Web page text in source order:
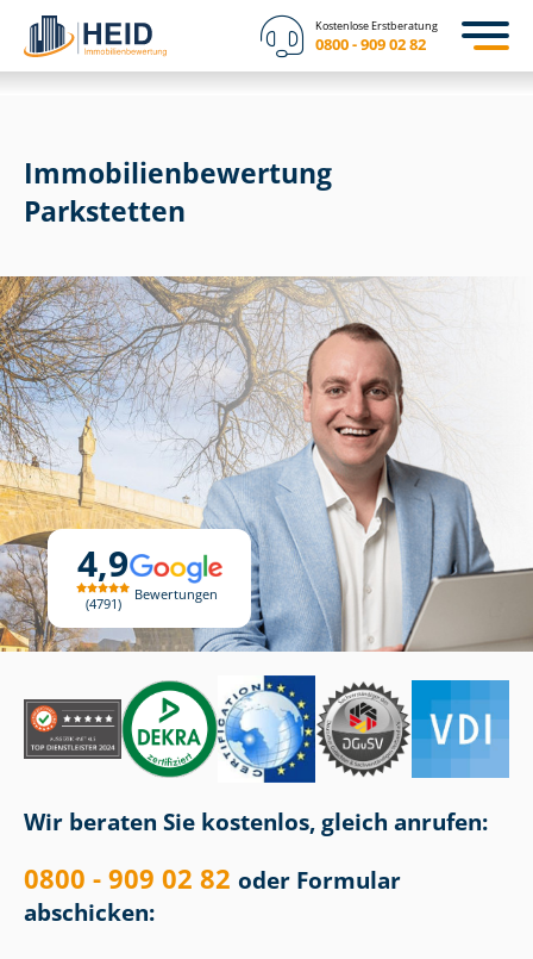
Kostenlose Erstberatung
0800 - 909 02 82
4,9
4791
Bewertungen
Immobilien­bewertung
Parkstetten
Wir beraten Sie kostenlos, gleich anrufen:
0800 - 909 02 82 oder Formular
abschicken: